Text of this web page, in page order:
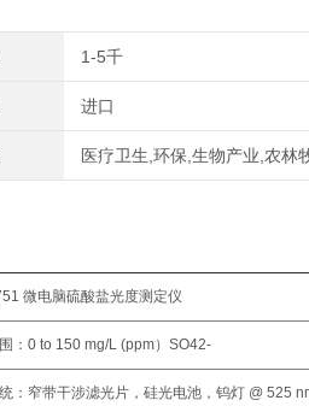
1-5千
进口
医疗卫生,环保,生物产业,农林
微电脑硫酸盐光度测定仪
：0 to 150 mg/L (ppm）SO42-
：窄带干涉滤光片，硅光电池，钨灯 @ 525